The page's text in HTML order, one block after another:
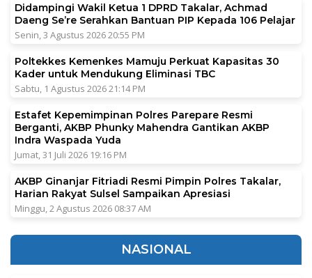
Didampingi Wakil Ketua 1 DPRD Takalar, Achmad
Daeng Se’re Serahkan Bantuan PIP Kepada 106 Pelajar
Senin, 3 Agustus 2026 20:55 PM
Poltekkes Kemenkes Mamuju Perkuat Kapasitas 30
Kader untuk Mendukung Eliminasi TBC
Sabtu, 1 Agustus 2026 21:14 PM
Estafet Kepemimpinan Polres Parepare Resmi
Berganti, AKBP Phunky Mahendra Gantikan AKBP
Indra Waspada Yuda
Jumat, 31 Juli 2026 19:16 PM
AKBP Ginanjar Fitriadi Resmi Pimpin Polres Takalar,
Harian Rakyat Sulsel Sampaikan Apresiasi
Minggu, 2 Agustus 2026 08:37 AM
NASIONAL